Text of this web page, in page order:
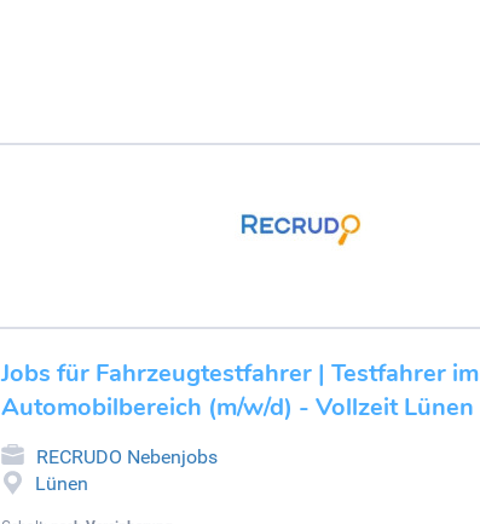
Jobs für Fahrzeugtestfahrer | Testfahrer im
Automobilbereich (m/w/d) - Vollzeit Lünen
RECRUDO Nebenjobs
Lünen